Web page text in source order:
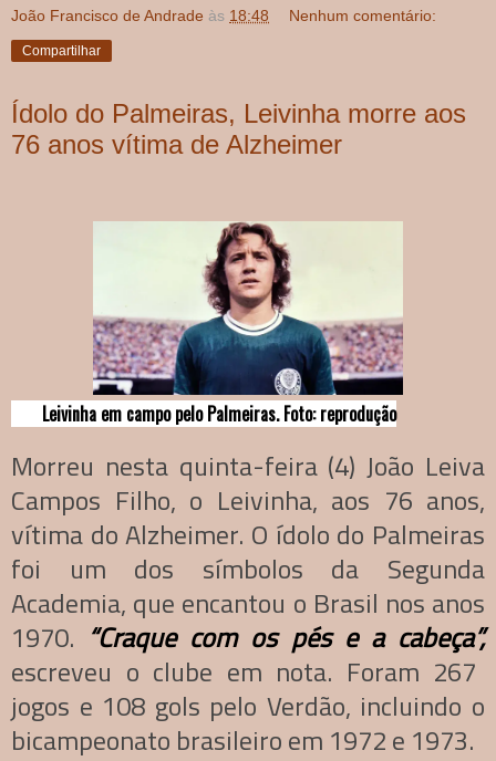
João Francisco de Andrade às 18:48 Nenhum comentário:
Compartilhar
Ídolo do Palmeiras, Leivinha morre aos
76 anos vítima de Alzheimer
Leivinha em campo pelo Palmeiras. Foto: reprodução
Morreu nesta quinta-feira (4) João Leiva
Campos Filho, o Leivinha, aos 76 anos,
vítima do Alzheimer. O ídolo do Palmeiras
foi um dos símbolos da Segunda
Academia, que encantou o Brasil nos anos
1970. “Craque com os pés e a cabeça”,
escreveu o clube em nota. Foram 267
jogos e 108 gols pelo Verdão, incluindo o
bicampeonato brasileiro em 1972 e 1973.